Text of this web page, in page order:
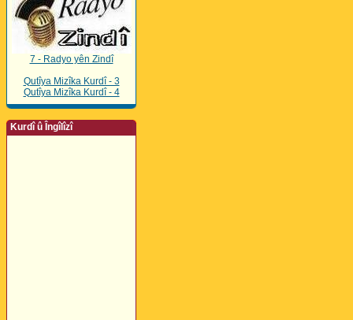
7 - Radyo yên Zindî
Qutîya Mizîka Kurdî - 3
Qutîya Mizîka Kurdî - 4
Kurdî û Îngîlîzî